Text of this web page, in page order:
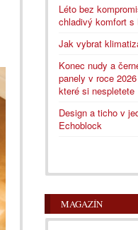
Léto bez
chladivý komfort s
Jak vybrat
Konec nudy a
panely v roce
které si nespletete
Design a ticho v
Echoblock
MAGAZÍN